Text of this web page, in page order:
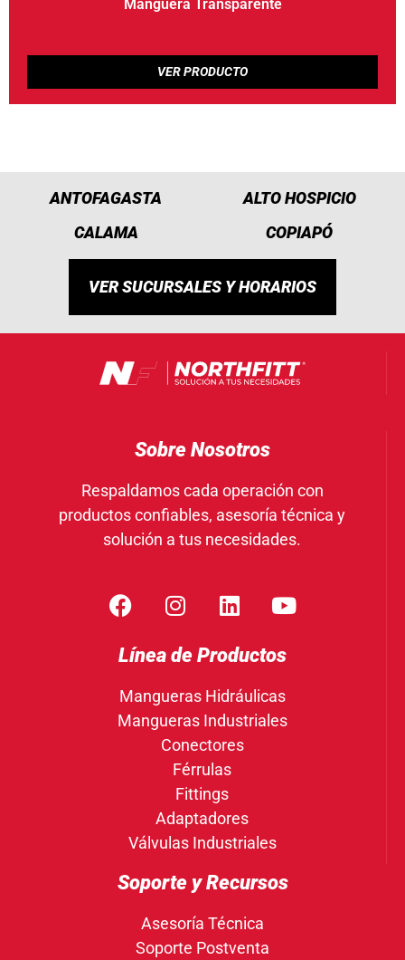
Manguera Transparente
ANTOFAGASTA
ALTO HOSPICIO
CALAMA
COPIAPÓ
VER SUCURSALES Y HORARIOS
Sobre Nosotros
Respaldamos cada operación con
productos confiables, asesoría técnica y
solución a tus necesidades.
Línea de Productos
Mangueras Hidráulicas
Mangueras Industriales
Conectores
Férrulas
Fittings
Adaptadores
Válvulas Industriales
Soporte y Recursos
Asesoría Técnica
Soporte Postventa